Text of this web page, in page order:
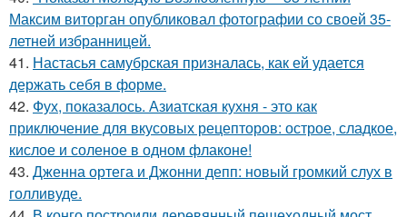
Максим виторган опубликовал фотографии со своей 35-
летней избранницей.
41. Настасья самубрская призналась, как ей удается
держать себя в форме.
42. Фух, показалось. Азиатская кухня - это как
приключение для вкусовых рецепторов: острое, сладкое,
кислое и соленое в одном флаконе!
43. Дженна ортега и Джонни депп: новый громкий слух в
голливуде.